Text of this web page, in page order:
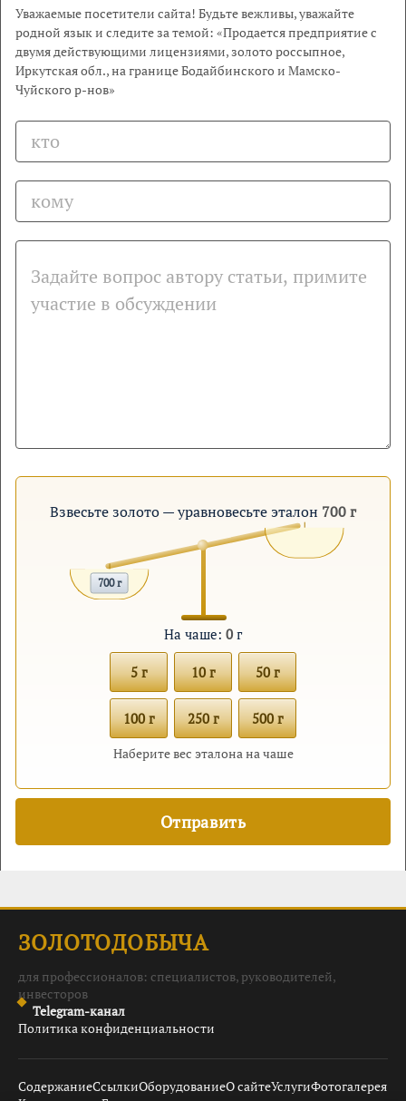
Уважаемые посетители сайта! Будьте вежливы, уважайте
родной язык и следите за темой: «Продается предприятие с
двумя действующими лицензиями, золото россыпное,
Иркутская обл., на границе Бодайбинского и Мамско-
Чуйского р-нов»
Взвесьте золото — уравновесьте эталон 700 г
700 г
На чаше: 0 г
5 г 10 г 50 г
100 г 250 г 500 г
Наберите вес эталона на чаше
ЗОЛОТОДОБЫЧА
для профессионалов: специалистов, руководителей,
инвесторов
Telegram-канал
Политика конфиденциальности
СодержаниеСсылкиОборудованиеО сайтеУслугиФотогалерея